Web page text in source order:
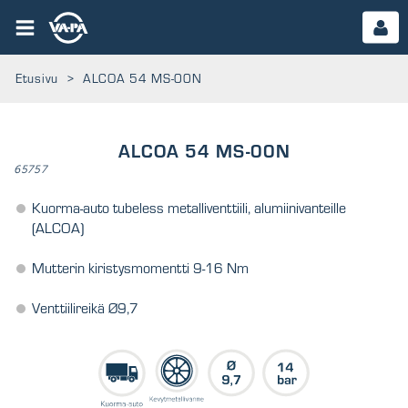
Etusivu > ALCOA 54 MS-00N
ALCOA 54 MS-00N
65757
Kuorma-auto tubeless metalliventtiili, alumiinivanteille
(ALCOA)
Mutterin kiristysmomentti 9-16 Nm
Venttiilireikä Ø9,7